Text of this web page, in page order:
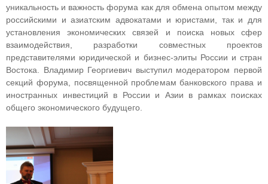
уникальность и важность форума как для обмена опытом между
российскими и азиатским адвокатами и юристами, так и для
установления экономических связей и поиска новых сфер
взаимодействия, разработки совместных проектов
представителями юридической и бизнес-элиты России и стран
Востока. Владимир Георгиевич выступил модератором первой
секций форума, посвященной проблемам банковского права и
иностранных инвестиций в России и Азии в рамках поисках
общего экономического будущего.